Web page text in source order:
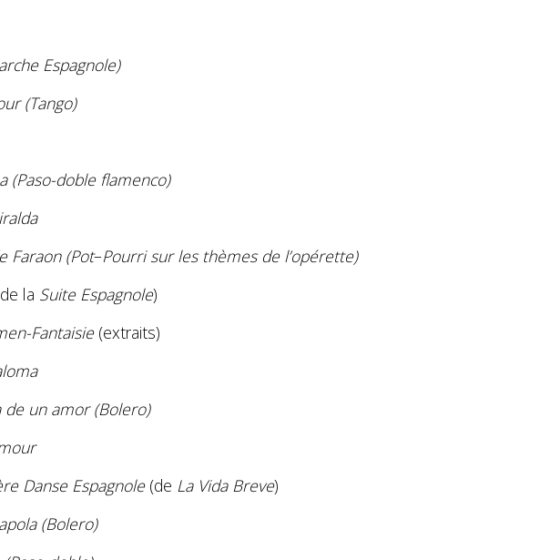
Espagnole)
(Tango)
(Paso-doble flamenco)
la Giralda
Faraon (Pot–Pourrisur les thèmes de l’opérette)
la Suite Espagnole)
Fantaisie(extraits)
Paloma
de un amor (Bolero)
Danse Espagnole (de La Vida Breve)
(Bolero)